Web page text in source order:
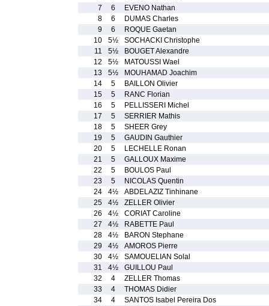
7
6
EVENO Nathan
8
6
DUMAS Charles
9
6
ROQUE Gaetan
10
5½
SOCHACKI Christophe
11
5½
BOUGET Alexandre
12
5½
MATOUSSI Wael
13
5½
MOUHAMAD Joachim
14
5
BAILLON Olivier
15
5
RANC Florian
16
5
PELLISSERI Michel
17
5
SERRIER Mathis
18
5
SHEER Grey
19
5
GAUDIN Gauthier
20
5
LECHELLE Ronan
21
5
GALLOUX Maxime
22
5
BOULOS Paul
23
5
NICOLAS Quentin
24
4½
ABDELAZIZ Tinhinane
25
4½
ZELLER Olivier
26
4½
CORIAT Caroline
27
4½
RABETTE Paul
28
4½
BARON Stephane
29
4½
AMOROS Pierre
30
4½
SAMOUELIAN Solal
31
4½
GUILLOU Paul
32
4
ZELLER Thomas
33
4
THOMAS Didier
34
4
SANTOS Isabel Pereira Dos